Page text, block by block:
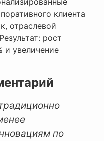
клиента
отраслевой
рост
и увеличение
по